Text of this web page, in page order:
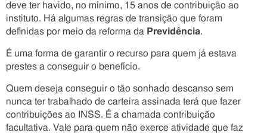
deve ter havido, no mínimo, 15 anos de contribuição ao
instituto. Há algumas regras de transição que foram
definidas por meio da reforma da Previdência.
É uma forma de garantir o recurso para quem já estava
prestes a conseguir o benefício.
Quem deseja conseguir o tão sonhado descanso sem
nunca ter trabalhado de carteira assinada terá que fazer
contribuições ao INSS. É a chamada contribuição
facultativa. Vale para quem não exerce atividade que faz